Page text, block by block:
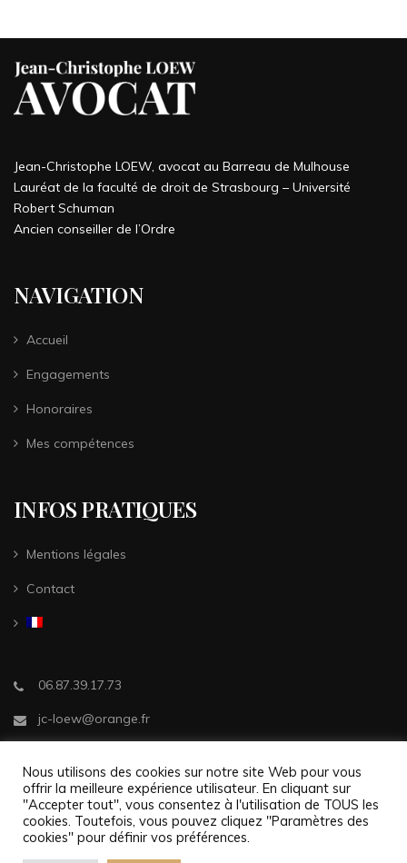
Jean-Christophe LOEW, avocat au Barreau de Mulhouse
Lauréat de la faculté de droit de Strasbourg – Université
Robert Schuman
Ancien conseiller de l’Ordre
NAVIGATION
Accueil
Engagements
Honoraires
Mes compétences
INFOS PRATIQUES
Mentions légales
Contact
06.87.39.17.73
jc-loew@orange.fr
8, 68100 Mulhouse
Nous utilisons des cookies sur notre site Web pour vous
offrir la meilleure expérience utilisateur. En cliquant sur
"Accepter tout", vous consentez à l'utilisation de TOUS les
cookies. Toutefois, vous pouvez cliquez "Paramètres des
cookies" pour définir vos préférences.